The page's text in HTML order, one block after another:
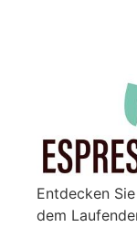
Entdecken
dem